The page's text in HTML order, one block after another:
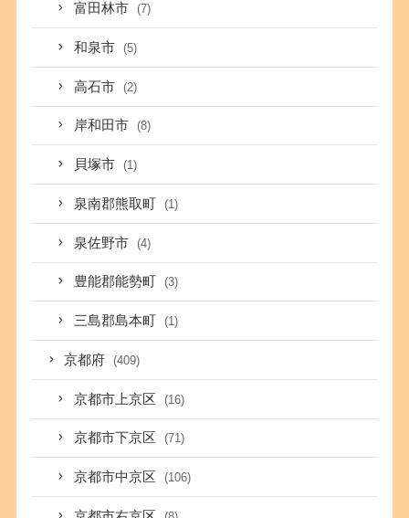
富田林市 (7)
和泉市 (5)
高石市 (2)
岸和田市 (8)
貝塚市 (1)
泉南郡熊取町 (1)
泉佐野市 (4)
豊能郡能勢町 (3)
三島郡島本町 (1)
京都府 (409)
京都市上京区 (16)
京都市下京区 (71)
京都市中京区 (106)